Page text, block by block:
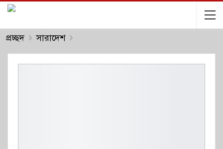
প্রচ্ছদ সারাদেশ